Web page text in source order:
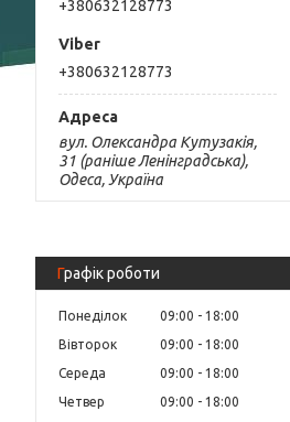
+380632128773
+380632128773
вул. Олександра Кутузакія,
31 (раніше Ленінградська),
Одеса, Україна
Графік роботи
Понеділок 09:00
18:00
Вівторок
09:00
18:00
Середа
09:00
18:00
Четвер
09:00
18:00